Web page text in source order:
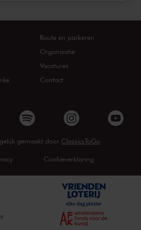
Route en parkeren
Organisatie
Vacatures
Contact
gemaakt door ClassicsToGo
Cookieverklaring